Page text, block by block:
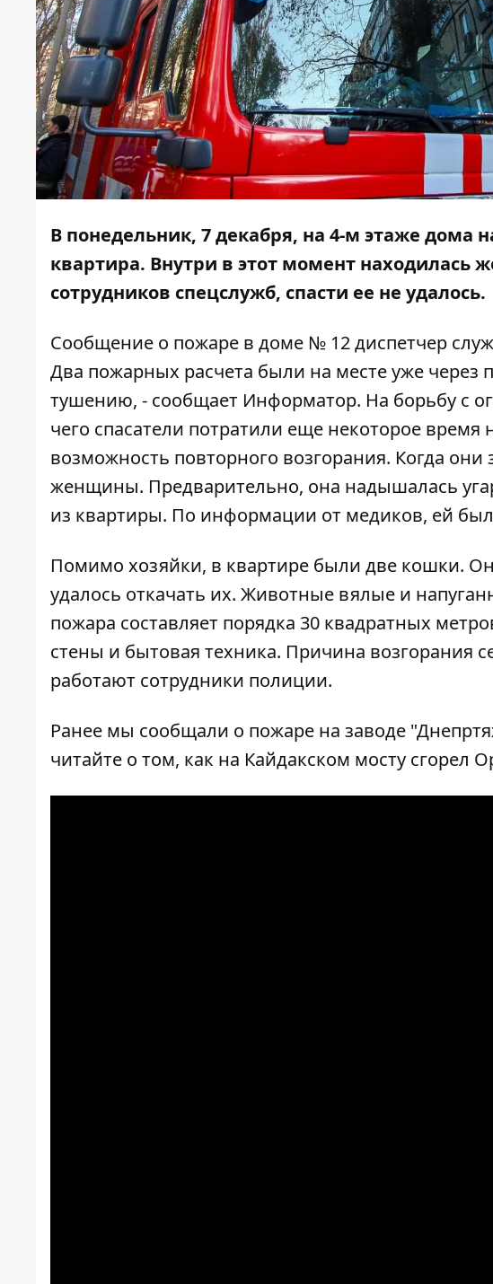
В понедельник, 7 декабря, на 4-м этаже дома
квартира. Внутри в этот момент находилась
сотрудников спецслужб, спасти ее не удалось.
Сообщение о пожаре в доме № 12 диспетчер
Два пожарных расчета были на месте уже через
тушению, - сообщает Информатор. На борьбу с
чего спасатели потратили еще некоторое
возможность повторного возгорания. Когда
женщины. Предварительно, она надышалась
из квартиры. По информации от медиков, ей
Помимо хозяйки, в квартире были две кошки.
удалось откачать их. Животные вялые и
пожара составляет порядка 30 квадратных
стены и бытовая техника. Причина возгорания
работают сотрудники полиции.
Ранее мы сообщали о пожаре на заводе
читайте о том, как на Кайдакском мосту сгорел